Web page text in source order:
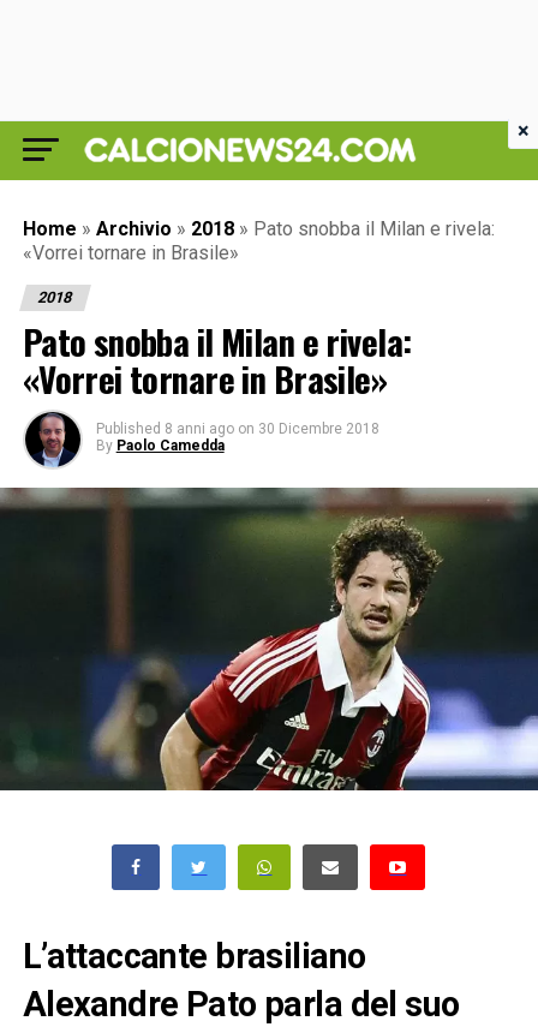
Home » Archivio » 2018 » Pato snobba il Milan e rivela:
«Vorrei tornare in Brasile»
2018
Pato snobba il Milan e rivela:
«Vorrei tornare in Brasile»
Published 8 anni ago on 30 Dicembre 2018
By Paolo Camedda
L’attaccante brasiliano
Alexandre Pato parla del suo
×